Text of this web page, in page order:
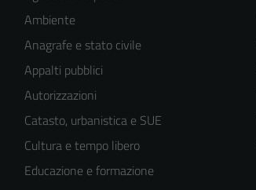
Ambiente
Anagrafe e stato civile
Appalti pubblici
Autorizzazioni
Catasto, urbanistica e SUE
Cultura e tempo libero
Educazione e formazione